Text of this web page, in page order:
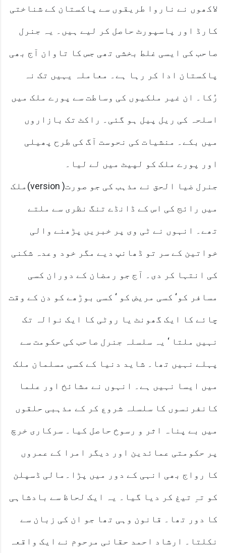
لاکھوں نے ناروا طریقوں سے پاکستان کے شناختی
کارڈ اور پاسپورٹ حاصل کر لیے ہیں۔ یہ جنرل
صاحب کی ایسی غلط بخشی تھی جس کا تاوان آج بھی
پاکستان ادا کر رہا ہے۔ معاملہ یہیں تک نہ
رُکا۔ ان غیر ملکیوں کی وساطت سے پورے ملک میں
اسلحہ کی ریل پیل ہو گئی۔ راکٹ تک بازاروں
میں بکے۔ منشیات کی نحوست آگ کی طرح پھیلی
اور پورے ملک کو لپیٹ میں لے لیا۔
جنرل ضیا الحق نے مذہب کی جو صورت( version)ملک
میں رائج کی اس کے ڈانڈے تنگ نظری سے ملتے
تھے۔ انہوں نے ٹی وی پر خبریں پڑھنے والی
خواتین کے سر تو ڈھانپ دیے مگر خود وعدہ شکنی
کی انتہا کر دی۔ آج جو رمضان کے دوران کسی
مسافر کو‘ کسی مریض کو ‘ کسی بوڑھے کو دن کے وقت
چائے کا ایک گھونٹ یا روٹی کا ایک نوالہ تک
نہیں ملتا ‘ یہ سلسلہ جنرل صاحب کی حکومت سے
پہلے نہیں تھا۔ شاید دنیا کے کسی مسلمان ملک
میں ایسا نہیں ہے۔ انہوں نے مشائخ اور علما
کانفرنسوں کا سلسلہ شروع کر کے مذہبی حلقوں
میں بے پناہ اثر و رسوخ حاصل کیا۔ سرکاری خرچ
پر حکومتی عمائدین اور دیگر امرا کے عمروں
کا رواج بھی انہی کے دور میں پڑا۔مالی ڈسپلن
کو تہِ تیغ کر دیا گیا۔ یہ ایک لحاظ سے بادشاہی
کا دور تھا۔ قانون وہی تھا جو ان کی زبان سے
نکلتا۔ ارشاد احمد حقانی مرحوم نے ایک واقعہ